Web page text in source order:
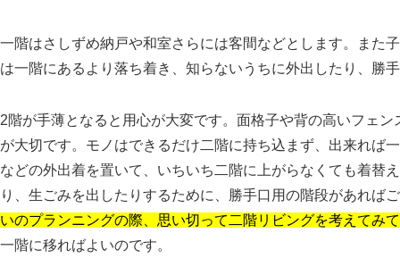
一階はさしずめ納戸や和室さらには客間などとします。また
は一階にあるより落ち着き、知らないうちに外出したり、勝
2階が手薄となると用心が大変です。面格子や背の高いフェ
が大切です。モノはできるだけ二階に持ち込まず、出来れば
などの外出着を置いて、いちいち二階に上がらなくても着替
り、生ごみを出したりするために、勝手口用の階段があれば
いのプランニングの際、思い切って二階リビングを考えてみ
一階に移ればよいのです。